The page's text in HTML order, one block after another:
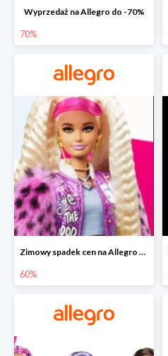
Wyprzedaż na Allegro do -70%
70%
Zimowy spadek cen na Allegro - lalki Barbie do -60%
60%